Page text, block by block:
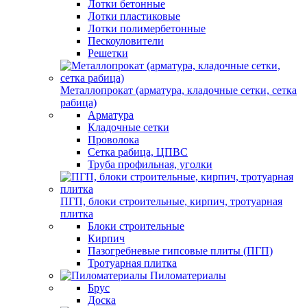
Лотки бетонные
Лотки пластиковые
Лотки полимербетонные
Пескоуловители
Решетки
Металлопрокат (арматура, кладочные сетки, сетка
рабица)
Арматура
Кладочные сетки
Проволока
Сетка рабица, ЦПВС
Труба профильная, уголки
ПГП, блоки строительные, кирпич, тротуарная
плитка
Блоки строительные
Кирпич
Пазогребневые гипсовые плиты (ПГП)
Тротуарная плитка
Пиломатериалы
Брус
Доска